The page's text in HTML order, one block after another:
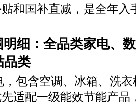
和国补直减，是全年入
细：全品类家电、
品类
包含空调、冰箱、洗
适配一级能效节能产品